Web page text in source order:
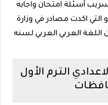
أسئلة امتحان واجابه
التي اكدت مصادر في وزارة
اللغة العربي العربي لسنه
الترم الأول